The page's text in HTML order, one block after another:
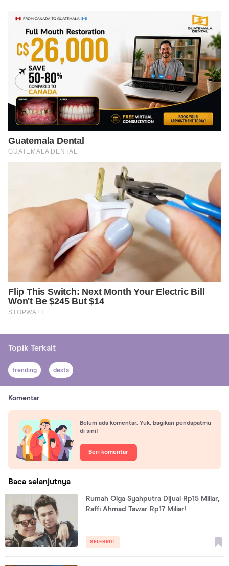
Topik Terkait
trending desta
Komentar
Belum ada komentar. Yuk, bagikan pendapatmu
di sini!
Beri komentar
Baca selanjutnya
Rumah Olga Syahputra Dijual Rp15 Miliar,
Raffi Ahmad Tawar Rp17 Miliar!
SELEBRITI